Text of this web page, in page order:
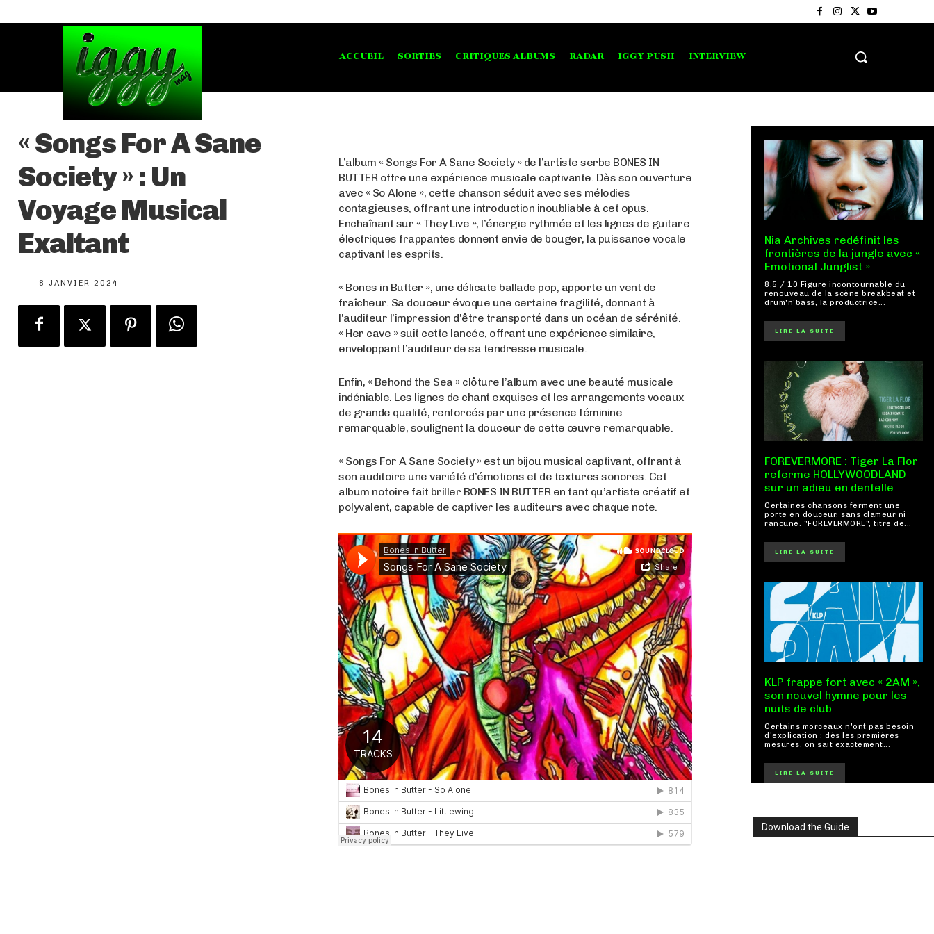
ACCUEIL SORTIES CRITIQUES ALBUMS RADAR IGGY PUSH INTERVIEW
« Songs For A Sane
Society » : Un
Voyage Musical
Exaltant
8 JANVIER 2024
L’album « Songs For A Sane Society » de l’artiste serbe BONES IN
BUTTER offre une expérience musicale captivante. Dès son ouverture
avec « So Alone », cette chanson séduit avec ses mélodies
contagieuses, offrant une introduction inoubliable à cet opus.
Enchaînant sur « They Live », l’énergie rythmée et les lignes de guitare
électriques frappantes donnent envie de bouger, la puissance vocale
captivant les esprits.
« Bones in Butter », une délicate ballade pop, apporte un vent de
fraîcheur. Sa douceur évoque une certaine fragilité, donnant à
l’auditeur l’impression d’être transporté dans un océan de sérénité.
« Her cave » suit cette lancée, offrant une expérience similaire,
enveloppant l’auditeur de sa tendresse musicale.
Enfin, « Behond the Sea » clôture l’album avec une beauté musicale
indéniable. Les lignes de chant exquises et les arrangements vocaux
de grande qualité, renforcés par une présence féminine
remarquable, soulignent la douceur de cette œuvre remarquable.
« Songs For A Sane Society » est un bijou musical captivant, offrant à
son auditoire une variété d’émotions et de textures sonores. Cet
album notoire fait briller BONES IN BUTTER en tant qu’artiste créatif et
polyvalent, capable de captiver les auditeurs avec chaque note.
Nia Archives redéfinit les
frontières de la jungle avec «
Emotional Junglist »
8,5 / 10 Figure incontournable du
renouveau de la scène breakbeat et
drum'n'bass, la productrice...
LIRE LA SUITE
FOREVERMORE : Tiger La Flor
referme HOLLYWOODLAND
sur un adieu en dentelle
Certaines chansons ferment une
porte en douceur, sans clameur ni
rancune. "FOREVERMORE", titre de...
LIRE LA SUITE
KLP frappe fort avec « 2AM »,
son nouvel hymne pour les
nuits de club
Certains morceaux n'ont pas besoin
d'explication : dès les premières
mesures, on sait exactement...
LIRE LA SUITE
Download the Guide